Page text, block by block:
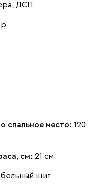
ДСП
спальное место: 120
см: 21 см
щит